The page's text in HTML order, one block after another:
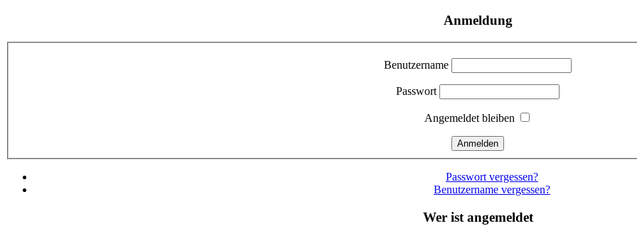
Anmeldung
Benutzername
Passwort
Angemeldet bleiben
Passwort vergessen?
Benutzername vergessen?
Wer ist angemeldet